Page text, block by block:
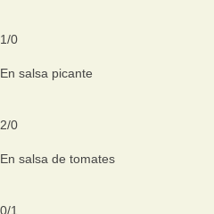
1/0
En salsa picante
2/0
En salsa de tomates
0/1